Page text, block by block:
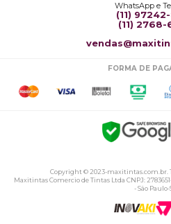
WhatsApp e
(11)
(11)
FORMA DE
Copyright © 2023-maxitintas.com.br.
Maxitintas Comercio de Tintas Ltda CNPJ:
- São Paulo-